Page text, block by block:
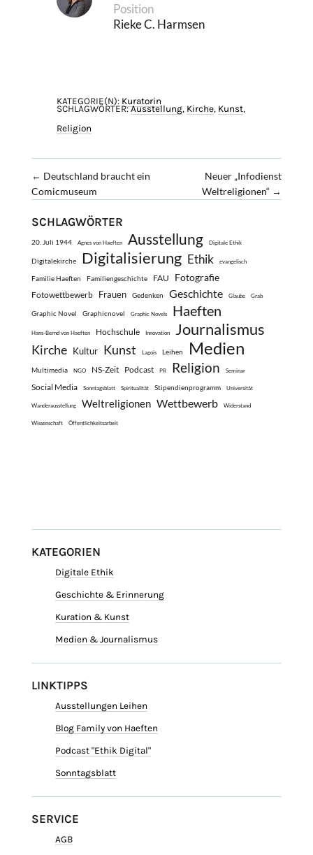
Position
Rieke C. Harmsen
KATEGORIE(N): Kuratorin
SCHLAGWÖRTER:Ausstellung, Kirche, Kunst,
Religion
← Deutschland braucht ein
Comicmuseum
Neuer „Infodienst
Weltreligionen“ →
SCHLAGWÖRTER
20. Juli 1944 Agnes von Haeften Ausstellung Digitale Ethik
Digitalekirche Digitalisierung Ethik evangelisch
Familie Haeften Familiengeschichte FAU Fotografie
Fotowettbewerb Frauen Gedenken Geschichte Glaube Grab
Graphic Novel Graphicnovel Graphic Novels Haeften
Hans-Bernd von Haeften Hochschule Innovation Journalismus
Kirche Kultur Kunst Lagois Leihen Medien
Multimedia NGO NS-Zeit Podcast PR Religion Seminar
Social Media Sonntagsblatt Spiritualität Stipendienprogramm Universität
Wanderausstellung Weltreligionen Wettbewerb Widerstand
Wissenschaft Öffentlichkeitsarbeit
KATEGORIEN
Digitale Ethik
Geschichte & Erinnerung
Kuration & Kunst
Medien & Journalismus
LINKTIPPS
Ausstellungen Leihen
Blog Family von Haeften
Podcast "Ethik Digital"
Sonntagsblatt
SERVICE
AGB